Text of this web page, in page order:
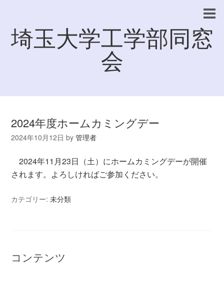
埼玉大学工学部同窓
会
2024年度ホームカミングデー
2024年10月12日 by管理者
2024年11月23日（土）にホームカミングデーが開催
されます。よろしければご参加ください。
カテゴリー:未分類
コンテンツ